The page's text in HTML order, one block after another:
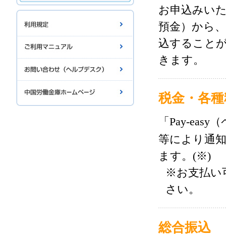
お申込みい
預金）から
込すること
きます。
税金・各
「Pay-easy
等により通
ます。(※)
※お支払い
さい。
総合振込